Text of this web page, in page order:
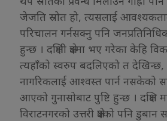
जेजति स्रोत हो, त्यसलाई
परिचालन गर्नसक्नु पनि जनप्रतिनिधिको
हुन्छ । दक्षिणी क्षेत्रमा भए गरेका केहि
त्यहाँको स्वरुप बदलिएको त
नागरिकलाई आश्वस्त पार्न नसकेको
आएको गुनासोबाट पुष्टि हुन्छ । दक्षिण
विराटनगरको उत्तरी क्षेत्रको पनि